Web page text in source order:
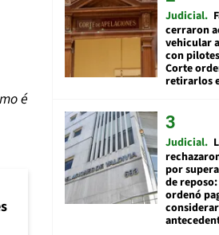
é
Judicial
cerraron
vehicular
con
Corte
retirarlos
Judicial
por
de
ordenó